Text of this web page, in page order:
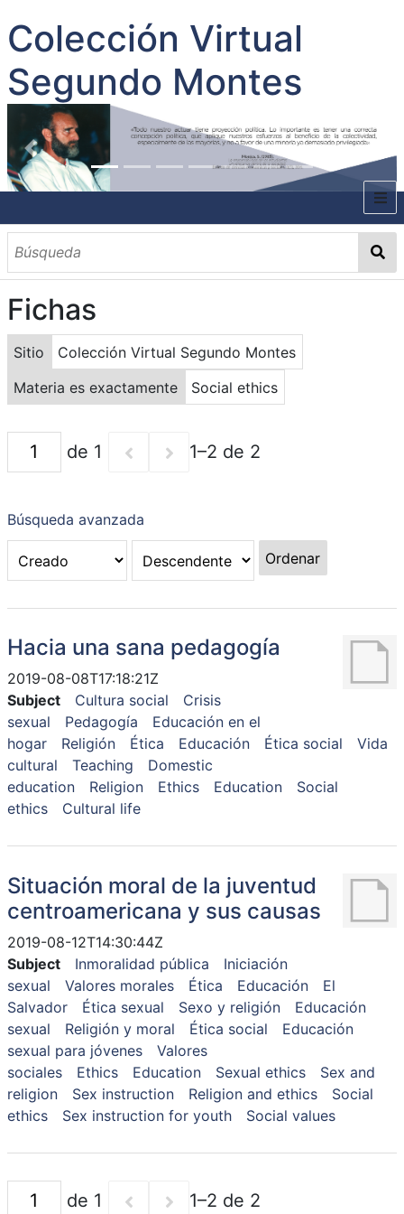
Colección Virtual
Segundo Montes
INICIO
SOBRE EL AUTOR
CONTENIDO
TODOS LOS DOCUMENTOS
CATEGORIAS
OBRAS SOBRE EL AUTOR P. SEGUNDO MONTES
MATERIAS
PALABRAS CLAVES
MULTIMEDIA
GALERÍA
Fichas
Sitio
Colección Virtual Segundo Montes
Materia es exactamente
Social ethics
de 1 1–2 de 2
Búsqueda avanzada
Ordenar
Hacia una sana pedagogía
2019-08-08T17:18:21Z
Subject
Cultura social
Crisis
sexual
Pedagogía
Educación en el
hogar
Religión Ética Educación Ética social
Vida
cultural
Teaching
Domestic
education
Religion Ethics Education
Social
ethics
Cultural life
Situación moral de la juventud
centroamericana y sus causas
2019-08-12T14:30:44Z
Subject
Inmoralidad pública
Iniciación
sexual
Valores morales Ética Educación
El
Salvador
Ética sexual Sexo y religión
Educación
sexual
Religión y moral Ética social
Educación
sexual para jóvenes
Valores
sociales
Ethics Education Sexual ethics
Sex and
religion
Sex instruction Religion and ethics
Social
ethics
Sex instruction for youth Social values
de 1 1–2 de 2